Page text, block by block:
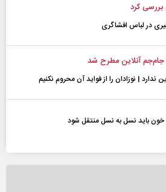
بررسی کرد
در لباس افشاگری
جام‌جم آنلاین مطرح شد
ندارد | نوزادان را از فواید آن محروم نکنیم
باید نسل به نسل منتقل شود